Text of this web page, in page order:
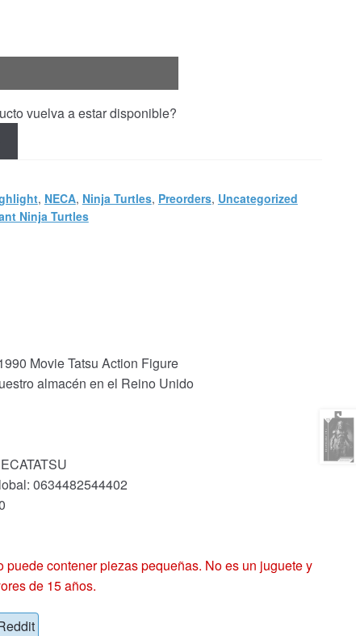
vuelva a estar disponible?
, NECA, Ninja Turtles, Preorders, Uncategorized
Ninja Turtles
Movie Tatsu Action Figure
almacén en el Reino Unido
0634482544402
contener piezas pequeñas. No es un juguete y
de 15 años.